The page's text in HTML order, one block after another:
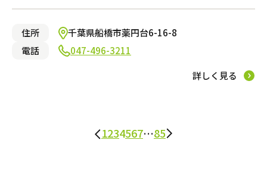
住所
千葉県船橋市薬円台6-16-8
電話
047-496-3211
詳しく見る
1234567…85